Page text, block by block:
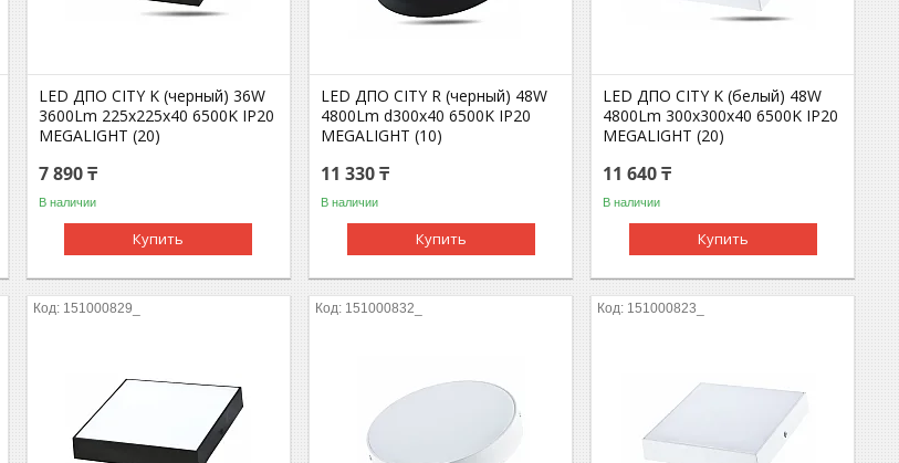
LED ДПО CITY K (черный) 36W
3600Lm 225x225x40 6500K IP20
MEGALIGHT (20)
7 890 ₸
В наличии
Купить
LED ДПО CITY R (черный) 48W
4800Lm d300х40 6500K IP20
MEGALIGHT (10)
11 330 ₸
В наличии
Купить
LED ДПО CITY K (белый) 48W
4800Lm 300x300x40 6500K IP20
MEGALIGHT (20)
11 640 ₸
В наличии
Купить
151000829_ 151000832_ 151000823_